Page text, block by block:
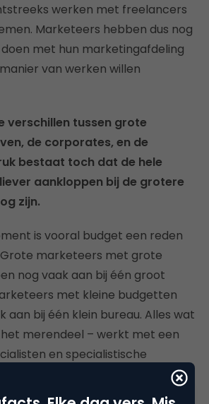
werken met freelancers
Marketeers hebben dus nog
met hun marketingafdeling
van werken willen
verschillen tussen grote
de corporates, en de
bestaat toch dat de hele
aankloppen bij de grotere
zijn.
is vooral budget een reden
marketeers met grote
nog vaak aan bij één groot
met kleine budgetten
aan bij één klein bureau. Alles wat
merendeel – werkt met een
en specialistische